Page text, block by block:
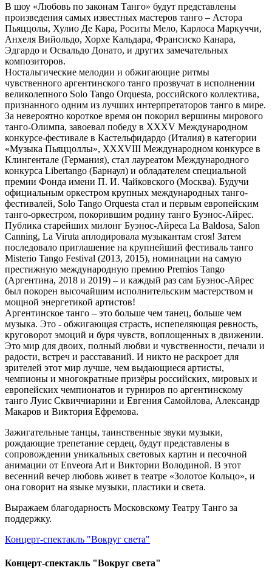
В шоу «Любовь по законам Танго» будут представлены
произведения самых известных мастеров танго – Астора
Пьяццолы, Хулио Де Кара, Роситы Мело, Карлоса Маркуччи,
Анхеля Вийольдо, Хорхе Кальдара, Франсиско Канара,
Эдгардо и Освальдо Донато, и других замечательных
композиторов.
Ностальгические мелодии и обжигающие ритмы
чувственного аргентинского танго прозвучат в исполнении
великолепного Solo Tango Orquesta, российского коллектива,
признанного одним из лучших интерпретаторов танго в мире.
За невероятно короткое время он покорил вершины мирового
танго-Олимпа, завоевал победу в XXXV Международном
конкурсе-фестивале в Кастельфидардо (Италия) в категории
«Музыка Пьяццоллы», XXXVIII Международном конкурсе в
Клингентале (Германия), стал лауреатом Международного
конкурса Libertango (Барнаул) и обладателем специальной
премии Фонда имени П. И. Чайковского (Москва). Будучи
официальным оркестром крупных международных танго-
фестивалей, Solo Tango Orquesta стал и первым европейским
танго-оркестром, покорившим родину танго Буэнос-Айрес.
Публика старейших милонг Буэнос-Айреса La Baldosa, Salon
Canning, La Viruta аплодировала музыкантам стоя! Затем
последовало приглашение на крупнейший фестиваль танго
Misterio Tango Festival (2013, 2015), номинации на самую
престижную международную премию Premios Tango
(Аргентина, 2018 и 2019) – и каждый раз сам Буэнос-Айрес
был покорен высочайшим исполнительским мастерством и
мощной энергетикой артистов!
Аргентинское танго – это больше чем танец, больше чем
музыка. Это - обжигающая страсть, испепеляющая ревность,
круговорот эмоций и буря чувств, воплощенных в движении.
Это мир для двоих, полный любви и чувственности, печали и
радости, встреч и расставаний. И никто не раскроет для
зрителей этот мир лучше, чем выдающиеся артисты,
чемпионы и многократные призёры российских, мировых и
европейских чемпионатов и турниров по аргентинскому
танго Луис Сквиччиарини и Евгения Самойлова, Александр
Макаров и Виктория Ефремова.
Зажигательные танцы, таинственные звуки музыки,
рождающие трепетание сердец, будут представлены в
сопровождении уникальных световых картин и песочной
анимации от Enveora Art и Виктории Володиной. В этот
весенний вечер любовь живет в театре «Золотое Кольцо», и
она говорит на языке музыки, пластики и света.
Выражаем благодарность Московскому Театру Танго за
поддержку.
Концерт-спектакль "Вокруг света"
Концерт-спектакль "Вокруг света"